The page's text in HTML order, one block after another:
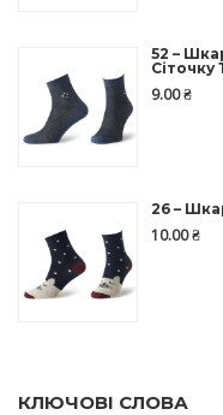
52 –
Сіточку
9.00₴
26 –
10.00₴
КЛЮЧОВІ СЛОВА